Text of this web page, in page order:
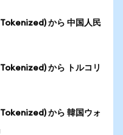
から 中国人民
から トルコリ
から 韓国ウォ